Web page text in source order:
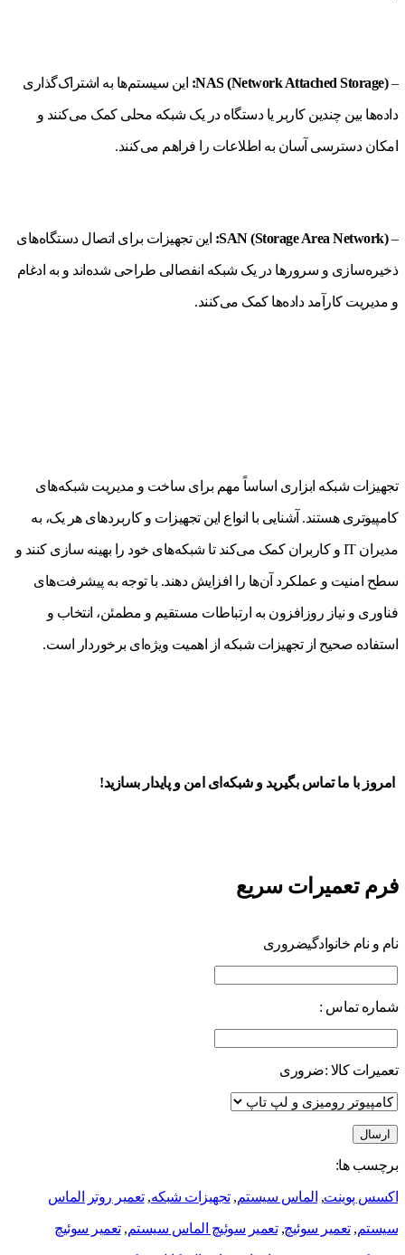
–
NAS (Network Attached Storage): این سیستم‌ها به اشتراک‌گذاری
داده‌ها بین چندین کاربر یا دستگاه در یک شبکه محلی کمک می‌کنند و
امکان دسترسی آسان به اطلاعات را فراهم می‌کنند.
–
SAN (Storage Area Network): این تجهیزات برای اتصال دستگاه‌های
ذخیره‌سازی و سرورها در یک شبکه انفصالی طراحی شده‌اند و به ادغام
و مدیریت کارآمد داده‌ها کمک می‌کنند.
تجهیزات شبکه ابزاری اساساً مهم برای ساخت و مدیریت شبکه‌های
کامپیوتری هستند. آشنایی با انواع این تجهیزات و کاربردهای هر یک، به
مدیران IT و کاربران کمک می‌کند تا شبکه‌های خود را بهینه سازی کنند و
سطح امنیت و عملکرد آن‌ها را افزایش دهند. با توجه به پیشرفت‌های
فناوری و نیاز روزافزون به ارتباطات مستقیم و مطمئن، انتخاب و
استفاده صحیح از تجهیزات شبکه از اهمیت ویژه‌ای برخوردار است.
امروز با ما تماس بگیرید و شبکه‌ای امن و پایدار بسازید!
فرم تعمیرات سریع
نام و نام خانوادگیضروری
شماره تماس :
تعمیرات کالا :ضروری
برچسب ها:
اکسس پوینت, الماس سیستم,تجهیزات شبکه,تعمیر روتر الماس
سیستم,تعمیر سوئیچ,تعمیر سوئیچ الماس سیستم,تعمیر سوئیچ